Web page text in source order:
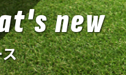
ップアップリーグ
new